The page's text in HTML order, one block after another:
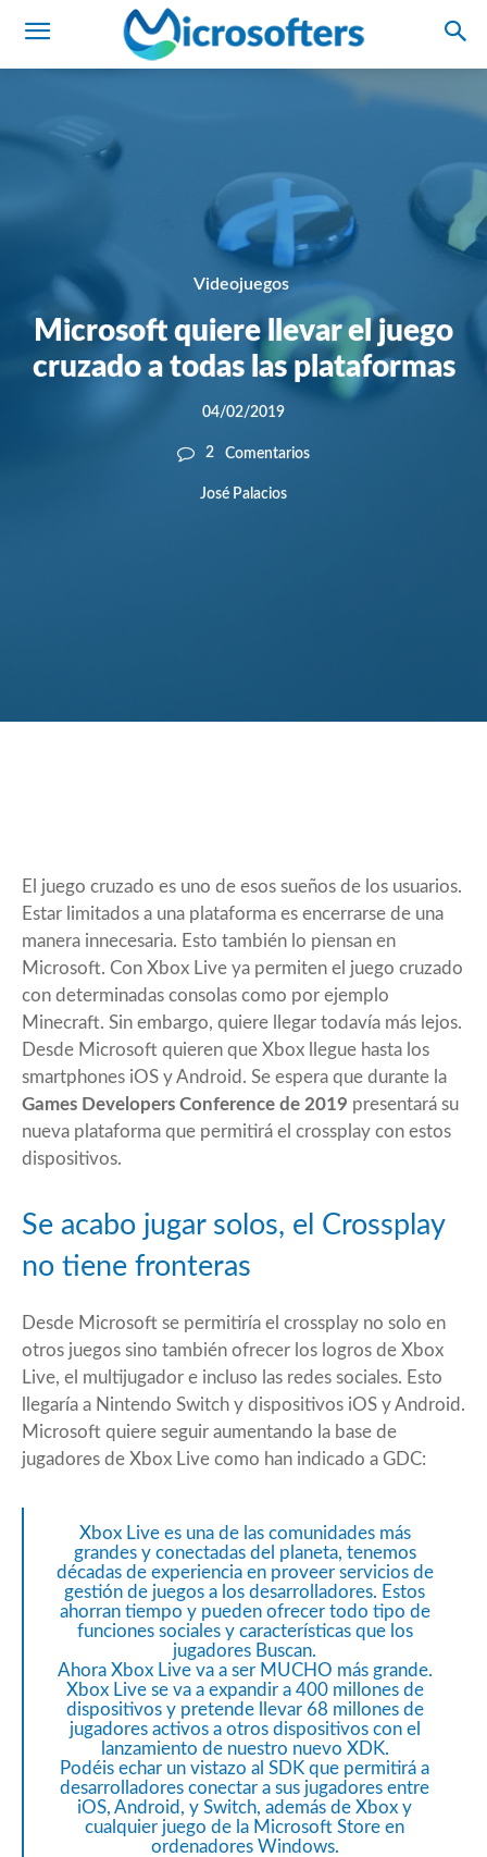
Videojuegos
Microsoft quiere llevar el juego
cruzado a todas las plataformas
04/02/2019
2 Comentarios
José Palacios
El juego cruzado es uno de esos sueños de los usuarios.
Estar limitados a una plataforma es encerrarse de una
manera innecesaria. Esto también lo piensan en
Microsoft. Con Xbox Live ya permiten el juego cruzado
con determinadas consolas como por ejemplo
Minecraft. Sin embargo, quiere llegar todavía más lejos.
Desde Microsoft quieren que Xbox llegue hasta los
smartphones iOS y Android. Se espera que durante la
Games Developers Conference de 2019 presentará su
nueva plataforma que permitirá el crossplay con estos
dispositivos.
Se acabo jugar solos, el Crossplay
no tiene fronteras
Desde Microsoft se permitiría el crossplay no solo en
otros juegos sino también ofrecer los logros de Xbox
Live, el multijugador e incluso las redes sociales. Esto
llegaría a Nintendo Switch y dispositivos iOS y Android.
Microsoft quiere seguir aumentando la base de
jugadores de Xbox Live como han indicado a GDC:
Xbox Live es una de las comunidades más
grandes y conectadas del planeta, tenemos
décadas de experiencia en proveer servicios de
gestión de juegos a los desarrolladores. Estos
ahorran tiempo y pueden ofrecer todo tipo de
funciones sociales y características que los
jugadores Buscan.
Ahora Xbox Live va a ser MUCHO más grande.
Xbox Live se va a expandir a 400 millones de
dispositivos y pretende llevar 68 millones de
jugadores activos a otros dispositivos con el
lanzamiento de nuestro nuevo XDK.
Podéis echar un vistazo al SDK que permitirá a
desarrolladores conectar a sus jugadores entre
iOS, Android, y Switch, además de Xbox y
cualquier juego de la Microsoft Store en
ordenadores Windows.